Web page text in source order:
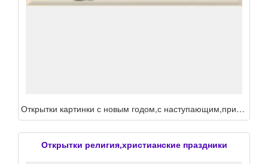
Открытки картинки с новым годом,с наступающим,прикольные с новым годом,ретро открытки с новым годом
Открытки религия,христианские праздники